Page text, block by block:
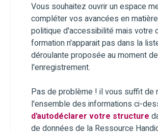
Vous souhaitez ouvrir un espace
compléter vos avancées en
politique d'accessibilité mais votre
formation n'apparait pas dans la
déroulante proposée au moment de
l'enregistrement.
Pas de problème ! il vous suffit de
l'ensemble des informations ci-
d'autodéclarer votre structure
de données de la Ressource